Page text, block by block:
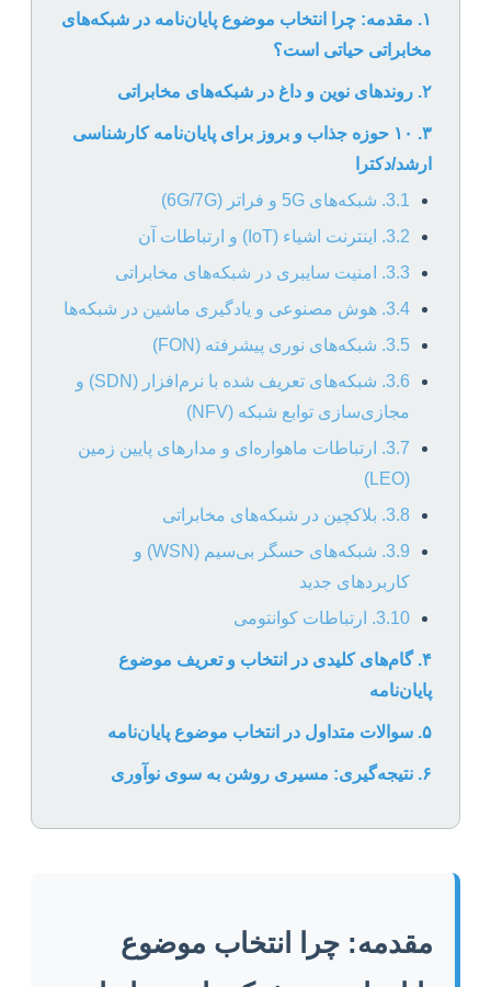
۱. مقدمه: چرا انتخاب موضوع پایان‌نامه در شبکه‌های
مخابراتی حیاتی است؟
۲. روندهای نوین و داغ در شبکه‌های مخابراتی
۳. ۱۰ حوزه جذاب و بروز برای پایان‌نامه کارشناسی
ارشد/دکترا
3.1. شبکه‌های 5G و فراتر (6G/7G)
3.2. اینترنت اشیاء (IoT) و ارتباطات آن
3.3. امنیت سایبری در شبکه‌های مخابراتی
3.4. هوش مصنوعی و یادگیری ماشین در شبکه‌ها
3.5. شبکه‌های نوری پیشرفته (FON)
3.6. شبکه‌های تعریف شده با نرم‌افزار (SDN) و
مجازی‌سازی توابع شبکه (NFV)
3.7. ارتباطات ماهواره‌ای و مدارهای پایین زمین
(LEO)
3.8. بلاکچین در شبکه‌های مخابراتی
3.9. شبکه‌های حسگر بی‌سیم (WSN) و
کاربردهای جدید
3.10. ارتباطات کوانتومی
۴. گام‌های کلیدی در انتخاب و تعریف موضوع
پایان‌نامه
۵. سوالات متداول در انتخاب موضوع پایان‌نامه
۶. نتیجه‌گیری: مسیری روشن به سوی نوآوری
مقدمه: چرا انتخاب موضوع